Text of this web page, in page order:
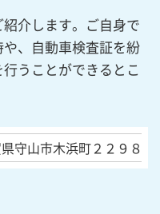
介します。ご自身で
、自動車検査証を紛
うことができるとこ
守山市木浜町２２９８番